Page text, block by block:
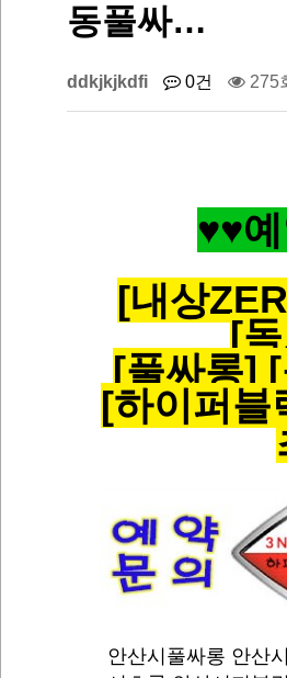
동풀싸…
ddkjkjkdfi 0건 275
♥♥
[내상
[
[풀싸롱]
[하이퍼
안산시풀싸롱 안산